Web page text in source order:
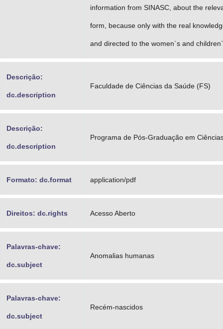
information from SINASC, about the
form, because only with the real
and directed to the women`s and
Descrição:
dc.description
Faculdade de Ciências da Saúde (FS)
Descrição:
dc.description
Programa de Pós-Graduação em
Formato: dc.format application/pdf
Direitos: dc.rights Acesso Aberto
Palavras-chave:
dc.subject
Anomalias humanas
Palavras-chave:
dc.subject
Recém-nascidos